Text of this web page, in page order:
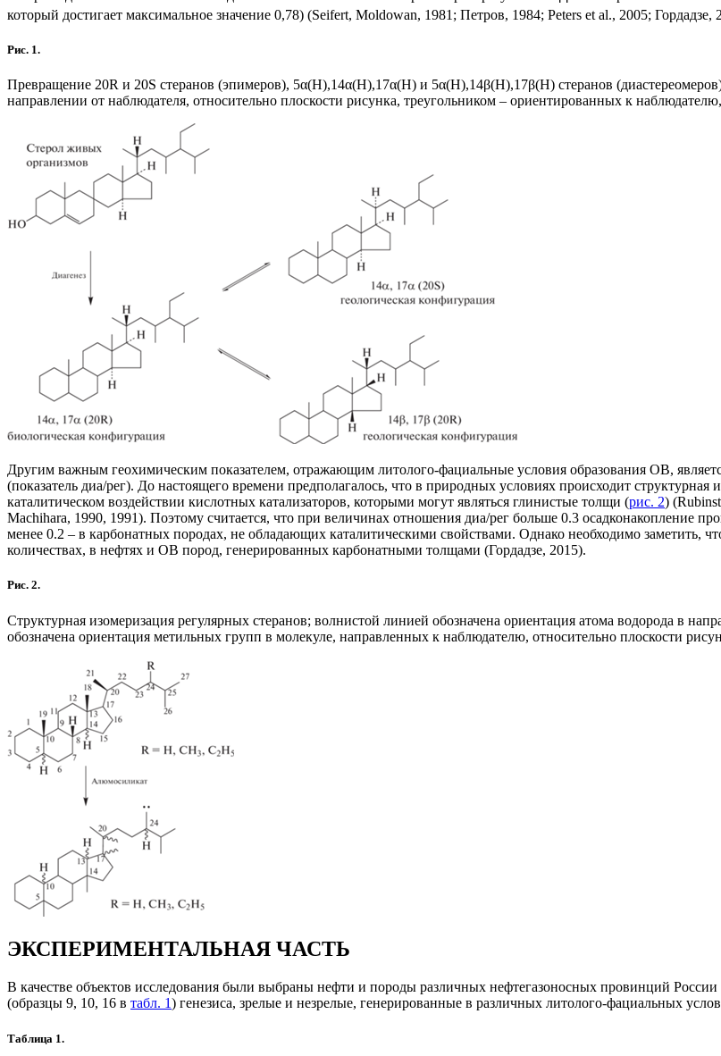
который достигает максимальное значение 0,78) (Seifert, Moldowan, 1981; Петров, 1984; Peters et al., 2005; Гордадзе,
Рис. 1.
Превращение 20R и 20S стеранов (эпимеров), 5α(Н),14α(H),17α(Н) и 5α(Н),14β(H),17β(Н) стеранов
направлении от наблюдателя, относительно плоскости рисунка, треугольником – ориентированных к
Другим важным геохимическим показателем, отражающим литолого-фациальные условия образования ОВ,
(показатель диа/рег). До настоящего времени предполагалось, что в природных условиях происходит
каталитическом воздействии кислотных катализаторов, которыми могут являться глинистые толщи (рис. 2)
Machihara, 1990, 1991). Поэтому считается, что при величинах отношения диа/рег больше 0.3 осадконакопление
менее 0.2 – в карбонатных породах, не обладающих каталитическими свойствами. Однако необходимо заметить,
количествах, в нефтях и ОВ пород, генерированных карбонатными толщами (Гордадзе, 2015).
Рис. 2.
Структурная изомеризация регулярных стеранов; волнистой линией обозначена ориентация атома водорода в
обозначена ориентация метильных групп в молекуле, направленных к наблюдателю, относительно плоскости
ЭКСПЕРИМЕНТАЛЬНАЯ ЧАСТЬ
В качестве объектов исследования были выбраны нефти и породы различных нефтегазоносных провинций России
(образцы 9, 10, 16 в табл. 1) генезиса, зрелые и незрелые, генерированные в различных литолого-фациальных
Таблица 1.